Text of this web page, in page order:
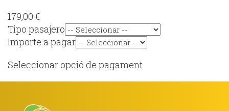
179,00 €
Tipo pasajero
Importe a pagar
Seleccionar opció de pagament